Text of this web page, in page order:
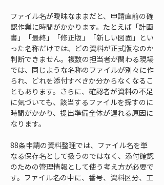
ファイル名が曖昧なままだと、申請直前の確
認作業に時間がかかります。たとえば「計画
書」「最終」「修正版」「新しい図面」とい
った名称だけでは、どの資料が正式版なのか
判断できません。複数の担当者が関わる現場
では、同じような名称のファイルが別々に作
られ、どれを添付すべきか分からなくなるこ
ともあります。さらに、確認者が資料の不足
に気づいても、該当するファイルを探すのに
時間がかかり、提出準備全体が遅れる原因に
なります。
88条申請の資料整理では、ファイル名を単
なる保存名として扱うのではなく、添付確認
のための管理情報として使う考え方が必要で
す。ファイル名の中に、番号、資料区分、工